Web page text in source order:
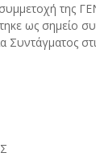
της
ως σημείο